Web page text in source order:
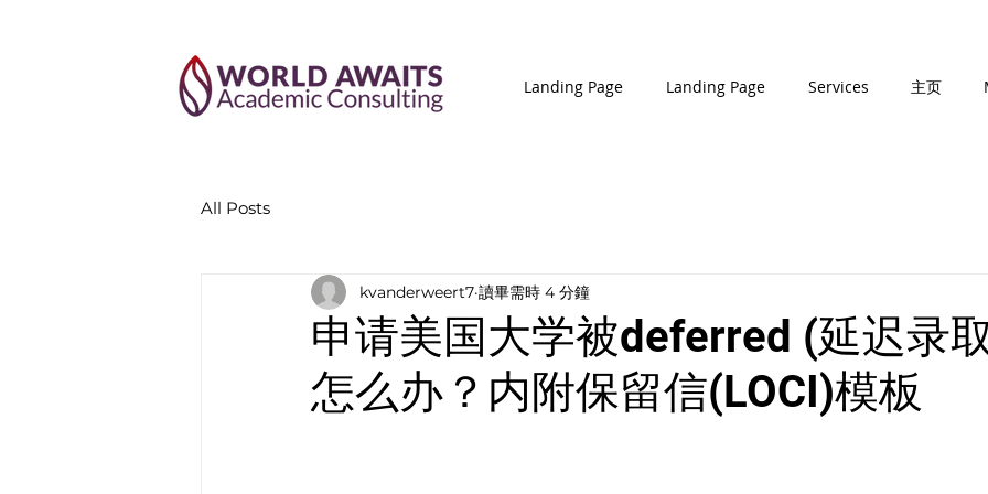
Landing Page Landing Page Services 主页
All Posts
申请美国大学被deferred (延迟录
怎么办？内附保留信(LOCI)模板
kvanderweert7 讀畢需時 4 分鐘